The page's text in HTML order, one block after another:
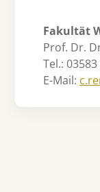
Fakultät
Prof. Dr.
Tel.:
E-Mail: